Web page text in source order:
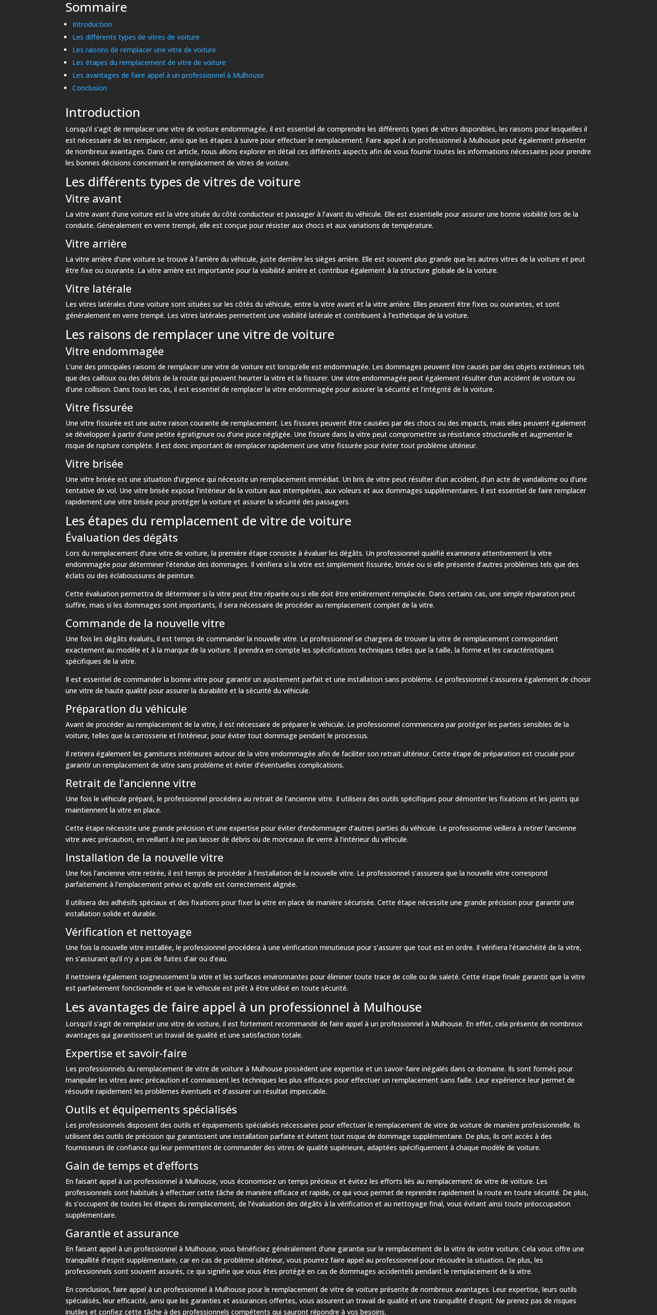
Sommaire
Introduction
Les différents types de vitres de voiture
Les raisons de remplacer une vitre de voiture
Les étapes du remplacement de vitre de voiture
Les avantages de faire appel à un professionnel à Mulhouse
Conclusion
Introduction
Lorsqu’il s’agit de remplacer une vitre de voiture endommagée, il est essentiel de comprendre les différents types de vitres disponibles, les raisons pour lesquelles il
est nécessaire de les remplacer, ainsi que les étapes à suivre pour effectuer le remplacement. Faire appel à un professionnel à Mulhouse peut également présenter
de nombreux avantages. Dans cet article, nous allons explorer en détail ces différents aspects afin de vous fournir toutes les informations nécessaires pour prendre
les bonnes décisions concernant le remplacement de vitres de voiture.
Les différents types de vitres de voiture
Vitre avant
La vitre avant d’une voiture est la vitre située du côté conducteur et passager à l’avant du véhicule. Elle est essentielle pour assurer une bonne visibilité lors de la
conduite. Généralement en verre trempé, elle est conçue pour résister aux chocs et aux variations de température.
Vitre arrière
La vitre arrière d’une voiture se trouve à l’arrière du véhicule, juste derrière les sièges arrière. Elle est souvent plus grande que les autres vitres de la voiture et peut
être fixe ou ouvrante. La vitre arrière est importante pour la visibilité arrière et contribue également à la structure globale de la voiture.
Vitre latérale
Les vitres latérales d’une voiture sont situées sur les côtés du véhicule, entre la vitre avant et la vitre arrière. Elles peuvent être fixes ou ouvrantes, et sont
généralement en verre trempé. Les vitres latérales permettent une visibilité latérale et contribuent à l’esthétique de la voiture.
Les raisons de remplacer une vitre de voiture
Vitre endommagée
L’une des principales raisons de remplacer une vitre de voiture est lorsqu’elle est endommagée. Les dommages peuvent être causés par des objets extérieurs tels
que des cailloux ou des débris de la route qui peuvent heurter la vitre et la fissurer. Une vitre endommagée peut également résulter d’un accident de voiture ou
d’une collision. Dans tous les cas, il est essentiel de remplacer la vitre endommagée pour assurer la sécurité et l’intégrité de la voiture.
Vitre fissurée
Une vitre fissurée est une autre raison courante de remplacement. Les fissures peuvent être causées par des chocs ou des impacts, mais elles peuvent également
se développer à partir d’une petite égratignure ou d’une puce négligée. Une fissure dans la vitre peut compromettre sa résistance structurelle et augmenter le
risque de rupture complète. Il est donc important de remplacer rapidement une vitre fissurée pour éviter tout problème ultérieur.
Vitre brisée
Une vitre brisée est une situation d’urgence qui nécessite un remplacement immédiat. Un bris de vitre peut résulter d’un accident, d’un acte de vandalisme ou d’une
tentative de vol. Une vitre brisée expose l’intérieur de la voiture aux intempéries, aux voleurs et aux dommages supplémentaires. Il est essentiel de faire remplacer
rapidement une vitre brisée pour protéger la voiture et assurer la sécurité des passagers.
Les étapes du remplacement de vitre de voiture
Évaluation des dégâts
Lors du remplacement d’une vitre de voiture, la première étape consiste à évaluer les dégâts. Un professionnel qualifié examinera attentivement la vitre
endommagée pour déterminer l’étendue des dommages. Il vérifiera si la vitre est simplement fissurée, brisée ou si elle présente d’autres problèmes tels que des
éclats ou des éclaboussures de peinture.
Cette évaluation permettra de déterminer si la vitre peut être réparée ou si elle doit être entièrement remplacée. Dans certains cas, une simple réparation peut
suffire, mais si les dommages sont importants, il sera nécessaire de procéder au remplacement complet de la vitre.
Commande de la nouvelle vitre
Une fois les dégâts évalués, il est temps de commander la nouvelle vitre. Le professionnel se chargera de trouver la vitre de remplacement correspondant
exactement au modèle et à la marque de la voiture. Il prendra en compte les spécifications techniques telles que la taille, la forme et les caractéristiques
spécifiques de la vitre.
Il est essentiel de commander la bonne vitre pour garantir un ajustement parfait et une installation sans problème. Le professionnel s’assurera également de choisir
une vitre de haute qualité pour assurer la durabilité et la sécurité du véhicule.
Préparation du véhicule
Avant de procéder au remplacement de la vitre, il est nécessaire de préparer le véhicule. Le professionnel commencera par protéger les parties sensibles de la
voiture, telles que la carrosserie et l’intérieur, pour éviter tout dommage pendant le processus.
Il retirera également les garnitures intérieures autour de la vitre endommagée afin de faciliter son retrait ultérieur. Cette étape de préparation est cruciale pour
garantir un remplacement de vitre sans problème et éviter d’éventuelles complications.
Retrait de l’ancienne vitre
Une fois le véhicule préparé, le professionnel procédera au retrait de l’ancienne vitre. Il utilisera des outils spécifiques pour démonter les fixations et les joints qui
maintiennent la vitre en place.
Cette étape nécessite une grande précision et une expertise pour éviter d’endommager d’autres parties du véhicule. Le professionnel veillera à retirer l’ancienne
vitre avec précaution, en veillant à ne pas laisser de débris ou de morceaux de verre à l’intérieur du véhicule.
Installation de la nouvelle vitre
Une fois l’ancienne vitre retirée, il est temps de procéder à l’installation de la nouvelle vitre. Le professionnel s’assurera que la nouvelle vitre correspond
parfaitement à l’emplacement prévu et qu’elle est correctement alignée.
Il utilisera des adhésifs spéciaux et des fixations pour fixer la vitre en place de manière sécurisée. Cette étape nécessite une grande précision pour garantir une
installation solide et durable.
Vérification et nettoyage
Une fois la nouvelle vitre installée, le professionnel procédera à une vérification minutieuse pour s’assurer que tout est en ordre. Il vérifiera l’étanchéité de la vitre,
en s’assurant qu’il n’y a pas de fuites d’air ou d’eau.
Il nettoiera également soigneusement la vitre et les surfaces environnantes pour éliminer toute trace de colle ou de saleté. Cette étape finale garantit que la vitre
est parfaitement fonctionnelle et que le véhicule est prêt à être utilisé en toute sécurité.
Les avantages de faire appel à un professionnel à Mulhouse
Lorsqu’il s’agit de remplacer une vitre de voiture, il est fortement recommandé de faire appel à un professionnel à Mulhouse. En effet, cela présente de nombreux
avantages qui garantissent un travail de qualité et une satisfaction totale.
Expertise et savoir-faire
Les professionnels du remplacement de vitre de voiture à Mulhouse possèdent une expertise et un savoir-faire inégalés dans ce domaine. Ils sont formés pour
manipuler les vitres avec précaution et connaissent les techniques les plus efficaces pour effectuer un remplacement sans faille. Leur expérience leur permet de
résoudre rapidement les problèmes éventuels et d’assurer un résultat impeccable.
Outils et équipements spécialisés
Les professionnels disposent des outils et équipements spécialisés nécessaires pour effectuer le remplacement de vitre de voiture de manière professionnelle. Ils
utilisent des outils de précision qui garantissent une installation parfaite et évitent tout risque de dommage supplémentaire. De plus, ils ont accès à des
fournisseurs de confiance qui leur permettent de commander des vitres de qualité supérieure, adaptées spécifiquement à chaque modèle de voiture.
Gain de temps et d’efforts
En faisant appel à un professionnel à Mulhouse, vous économisez un temps précieux et évitez les efforts liés au remplacement de vitre de voiture. Les
professionnels sont habitués à effectuer cette tâche de manière efficace et rapide, ce qui vous permet de reprendre rapidement la route en toute sécurité. De plus,
ils s’occupent de toutes les étapes du remplacement, de l’évaluation des dégâts à la vérification et au nettoyage final, vous évitant ainsi toute préoccupation
supplémentaire.
Garantie et assurance
En faisant appel à un professionnel à Mulhouse, vous bénéficiez généralement d’une garantie sur le remplacement de la vitre de votre voiture. Cela vous offre une
tranquillité d’esprit supplémentaire, car en cas de problème ultérieur, vous pourrez faire appel au professionnel pour résoudre la situation. De plus, les
professionnels sont souvent assurés, ce qui signifie que vous êtes protégé en cas de dommages accidentels pendant le remplacement de la vitre.
En conclusion, faire appel à un professionnel à Mulhouse pour le remplacement de vitre de voiture présente de nombreux avantages. Leur expertise, leurs outils
spécialisés, leur efficacité, ainsi que les garanties et assurances offertes, vous assurent un travail de qualité et une tranquillité d’esprit. Ne prenez pas de risques
inutiles et confiez cette tâche à des professionnels compétents qui sauront répondre à vos besoins.